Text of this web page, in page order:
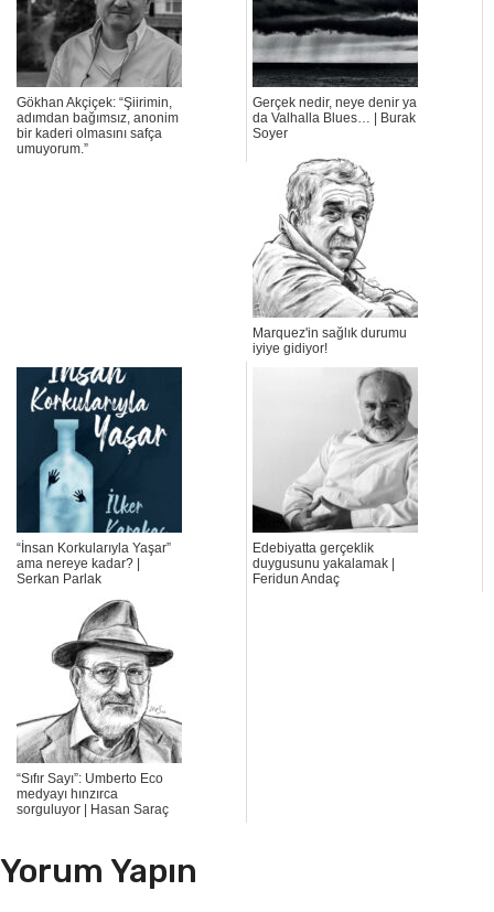
Gökhan Akçiçek: “Şiirimin,
adımdan bağımsız, anonim
bir kaderi olmasını safça
umuyorum.”
Gerçek nedir, neye denir ya
da Valhalla Blues… | Burak
Soyer
Marquez'in sağlık durumu
iyiye gidiyor!
“İnsan Korkularıyla Yaşar”
ama nereye kadar? |
Serkan Parlak
Edebiyatta gerçeklik
duygusunu yakalamak |
Feridun Andaç
“Sıfır Sayı”: Umberto Eco
medyayı hınzırca
sorguluyor | Hasan Saraç
Yorum Yapın